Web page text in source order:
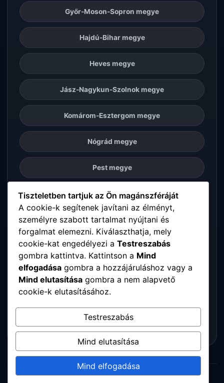
Győr-Moson-Sopron megye
Hajdú-Bihar megye
Heves megye
Jász-Nagykun-Szolnok megye
Komárom-Esztergom megye
Nógrád megye
Pest megye
Somogy megye
Szabolcs-Szatmár-Bereg megye
Tolna megye
Vas megye
Veszprém megye
Tiszteletben tartjuk az Ön magánszféráját
A cookie-k segítenek javítani az élményt,
személyre szabott tartalmat nyújtani és
forgalmat elemezni. Kiválaszthatja, mely
cookie-kat engedélyezi a Testreszabás
gombra kattintva. Kattintson a Mind
elfogadása gombra a hozzájáruláshoz vagy a
Mind elutasítása gombra a nem alapvető
cookie-k elutasításához.
Testreszabás
Mind elutasítása
Mind elfogadása